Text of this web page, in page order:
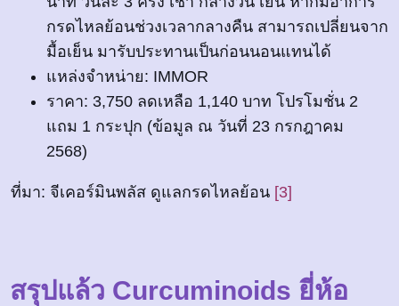
กรดไหลย้อนช่วงเวลากลางคืน สามารถเปลี่ยนจาก
มื้อเย็น มารับประทานเป็นก่อนนอนแทนได้
แหล่งจำหน่าย: IMMOR
ราคา: 3,750 ลดเหลือ 1,140 บาท โปรโมชั่น 2
แถม 1 กระปุก (ข้อมูล ณ วันที่ 23 กรกฎาคม
2568)
ที่มา: จีเคอร์มินพลัส ดูแลกรดไหลย้อน [3]
สรุปแล้ว Curcuminoids ยี่ห้อ